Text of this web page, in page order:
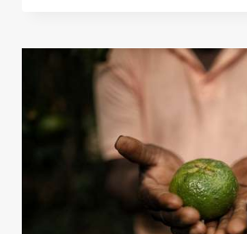
GONFLER
LES
CHIFFRES
D’INVESTISSEMENT
LES
ÉNERGIES
RENOUVELABLES